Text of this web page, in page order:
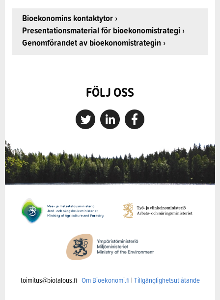
Bioekonomins kontaktytor ›
Presentationsmaterial för bioekonomistrategi ›
Genomförandet av bioekonomistrategin ›
FÖLJ OSS
toimitus@biotalous.fi Om Bioekonomi.fi |Tillgänglighetsutlåtande